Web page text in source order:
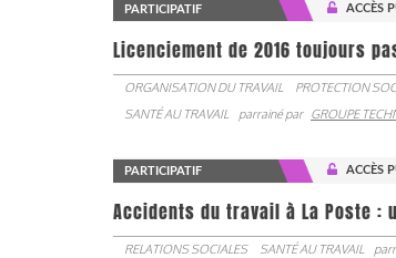
PARTICIPATIF ACCÈS
Licenciement de 2016 toujours
ORGANISATION DU TRAVAIL PROTECTION
SANTÉ AU TRAVAIL
parrainé par GROUPE
PARTICIPATIF ACCÈS
Accidents du travail à La Poste :
RELATIONS SOCIALES SANTÉ AU TRAVAIL